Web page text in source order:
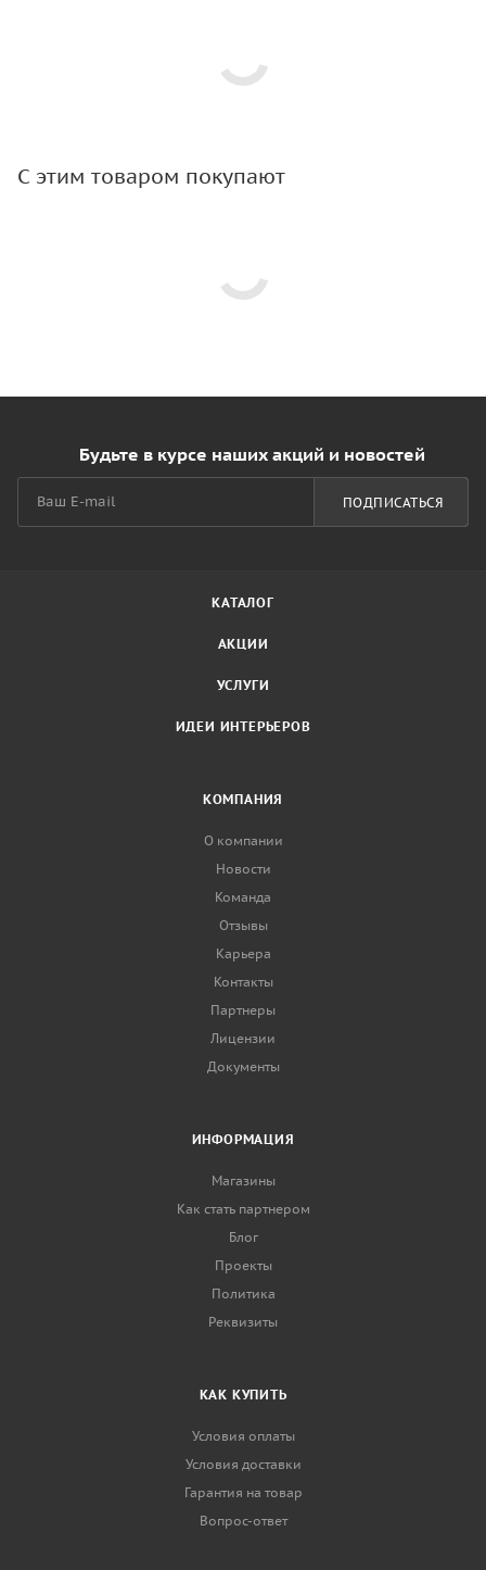
С этим товаром покупают
Будьте в курсе наших акций и новостей
ПОДПИСАТЬСЯ
КАТАЛОГ
АКЦИИ
УСЛУГИ
ИДЕИ ИНТЕРЬЕРОВ
КОМПАНИЯ
О компании
Новости
Команда
Отзывы
Карьера
Контакты
Партнеры
Лицензии
Документы
ИНФОРМАЦИЯ
Магазины
Как стать партнером
Блог
Проекты
Политика
Реквизиты
КАК КУПИТЬ
Условия оплаты
Условия доставки
Гарантия на товар
Вопрос-ответ